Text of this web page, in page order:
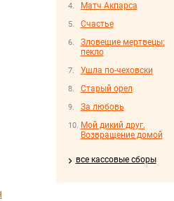
Матч Акпарса
Счастье
Зловещие мертвецы:
пекло
Ушла по-чеховски
Старый орел
За любовь
Мой дикий друг.
Возвращение домой
все кассовые сборы